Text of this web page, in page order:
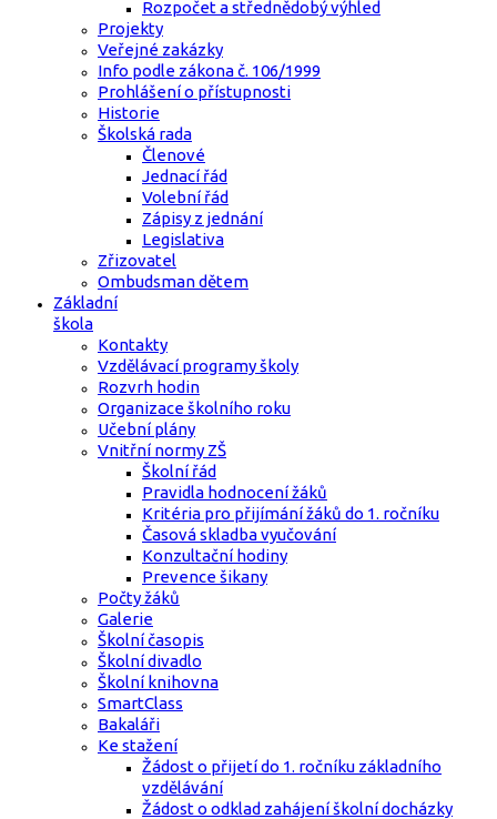
Rozpočet a střednědobý výhled
Projekty
Veřejné zakázky
Info podle zákona č. 106/1999
Prohlášení o přístupnosti
Historie
Školská rada
Členové
Jednací řád
Volební řád
Zápisy z jednání
Legislativa
Zřizovatel
Ombudsman dětem
Základní
škola
Kontakty
Vzdělávací programy školy
Rozvrh hodin
Organizace školního roku
Učební plány
Vnitřní normy ZŠ
Školní řád
Pravidla hodnocení žáků
Kritéria pro přijímání žáků do 1. ročníku
Časová skladba vyučování
Konzultační hodiny
Prevence šikany
Počty žáků
Galerie
Školní časopis
Školní divadlo
Školní knihovna
SmartClass
Bakaláři
Ke stažení
Žádost o přijetí do 1. ročníku základního
vzdělávání
Žádost o odklad zahájení školní docházky